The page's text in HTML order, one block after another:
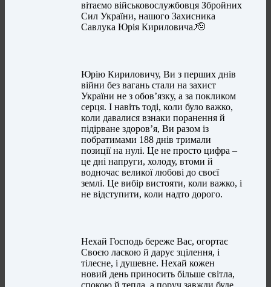
вітаємо військовослужбовця Збройних
Сил України, нашого Захисника
Савлука Юрія Кириловича.🫡
Юрію Кириловичу, Ви з перших днів
війни без вагань стали на захист
України не з обов’язку, а за покликом
серця. І навіть тоді, коли було важко,
коли давалися взнаки поранення й
підірване здоров’я, Ви разом із
побратимами 188 днів тримали
позиції на нулі. Це не просто цифра –
це дні напруги, холоду, втоми й
водночас великої любові до своєї
землі. Це вибір вистояти, коли важко, і
не відступити, коли надто дорого.
Нехай Господь береже Вас, огортає
Своєю ласкою й дарує зцілення, і
тілесне, і душевне. Нехай кожен
новий день приносить більше світла,